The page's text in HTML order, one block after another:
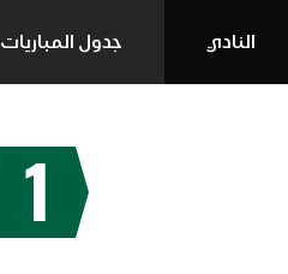
النادي جدول المباريات
1